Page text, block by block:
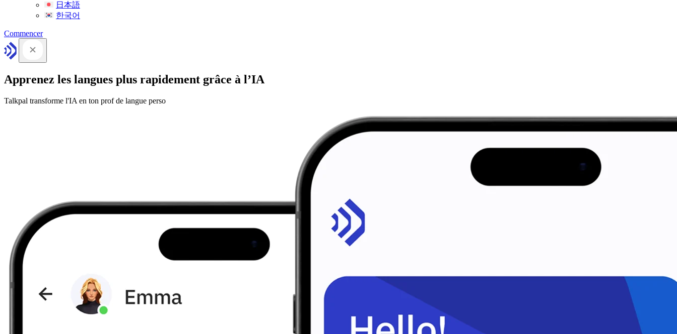
日本語
한국어
Commencer
Apprenez les langues plus rapidement grâce à l’IA
Talkpal transforme l'IA en ton prof de langue perso